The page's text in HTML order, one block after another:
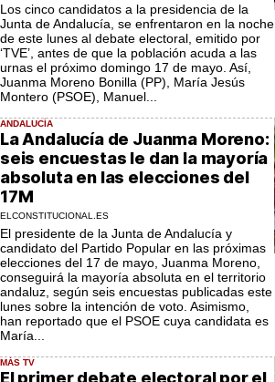
Los cinco candidatos a la presidencia de la
Junta de Andalucía, se enfrentaron en la noche
de este lunes al debate electoral, emitido por
‘TVE’, antes de que la población acuda a las
urnas el próximo domingo 17 de mayo. Así,
Juanma Moreno Bonilla (PP), María Jesús
Montero (PSOE), Manuel...
ANDALUCÍA
La Andalucía de Juanma Moreno:
seis encuestas le dan la mayoría
absoluta en las elecciones del
17M
ELCONSTITUCIONAL.ES
El presidente de la Junta de Andalucía y
candidato del Partido Popular en las próximas
elecciones del 17 de mayo, Juanma Moreno,
conseguirá la mayoría absoluta en el territorio
andaluz, según seis encuestas publicadas este
lunes sobre la intención de voto. Asimismo,
han reportado que el PSOE cuya candidata es
María...
MÁS TV
El primer debate electoral por el